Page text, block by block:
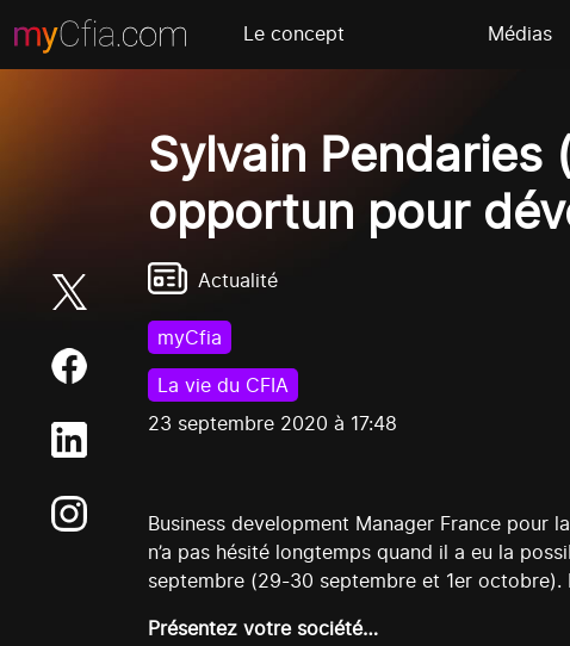
Le concept Médias
Sylvain Pendaries
opportun pour
Actualité
myCfia
La vie du CFIA
23 septembre 2020 à 17:48
Business development Manager France pour
n’a pas hésité longtemps quand il a eu la
septembre (29-30 septembre et 1er octobre).
Présentez votre société…